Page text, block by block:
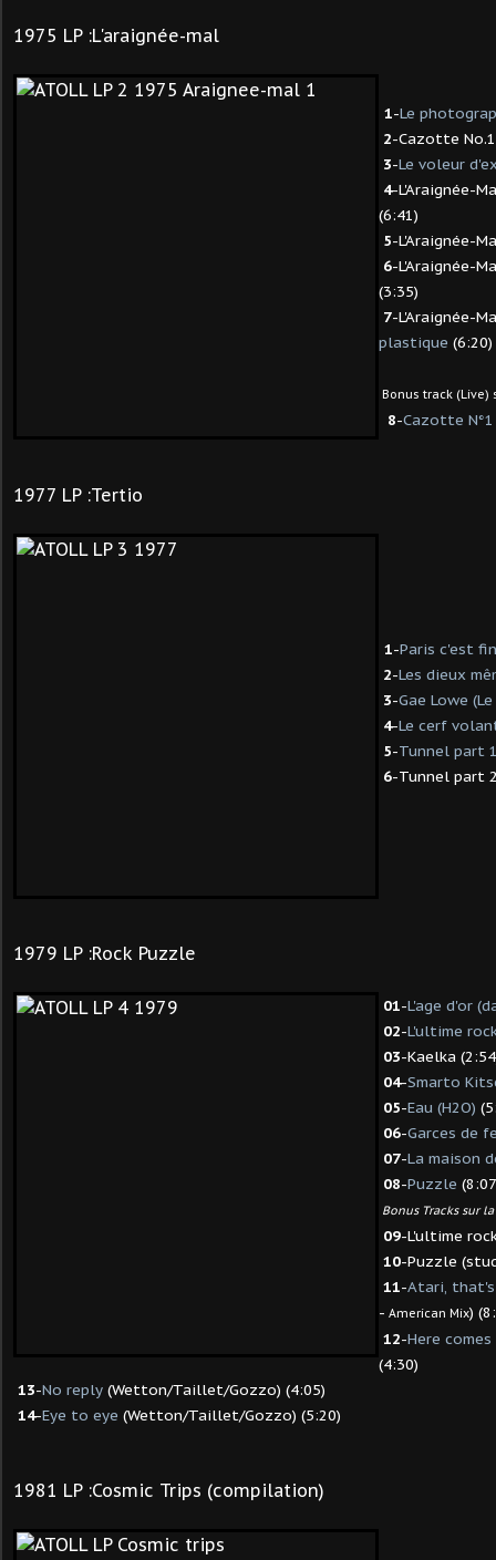
1975 LP :L'araignée-mal
1-Le
2-Cazotte
3-Le voleur
4-L'Araignée-
(6:41)
5-L'Araignée-
6-L'Araignée-
(3:35)
7-L'Araignée-
plastique (6:20)
Bonus track (Live)
8-Cazotte N°1
1977 LP :Tertio
1-Paris c'est
2-Les dieux
3-Gae Lowe
4-Le cerf
5-Tunnel part
6-Tunnel part
1979 LP :Rock Puzzle
01-L'age d'or
02-L'ultime
03-Kaelka
04-Smarto
05-Eau (H2O)
06-Garces de
07-La maison
08-Puzzle
Bonus Tracks sur
09-L'ultime
10-Puzzle
11-Atari, that's
- American Mix)
12-Here
(4:30)
13-No reply (Wetton/Taillet/Gozzo) (4:05)
14-Eye to eye (Wetton/Taillet/Gozzo) (5:20)
1981 LP :Cosmic Trips (compilation)